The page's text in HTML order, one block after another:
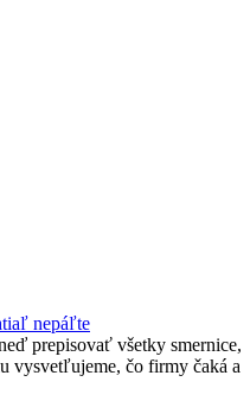
nepáľte
prepisovať všetky smernice,
vysvetľujeme, čo firmy čaká a